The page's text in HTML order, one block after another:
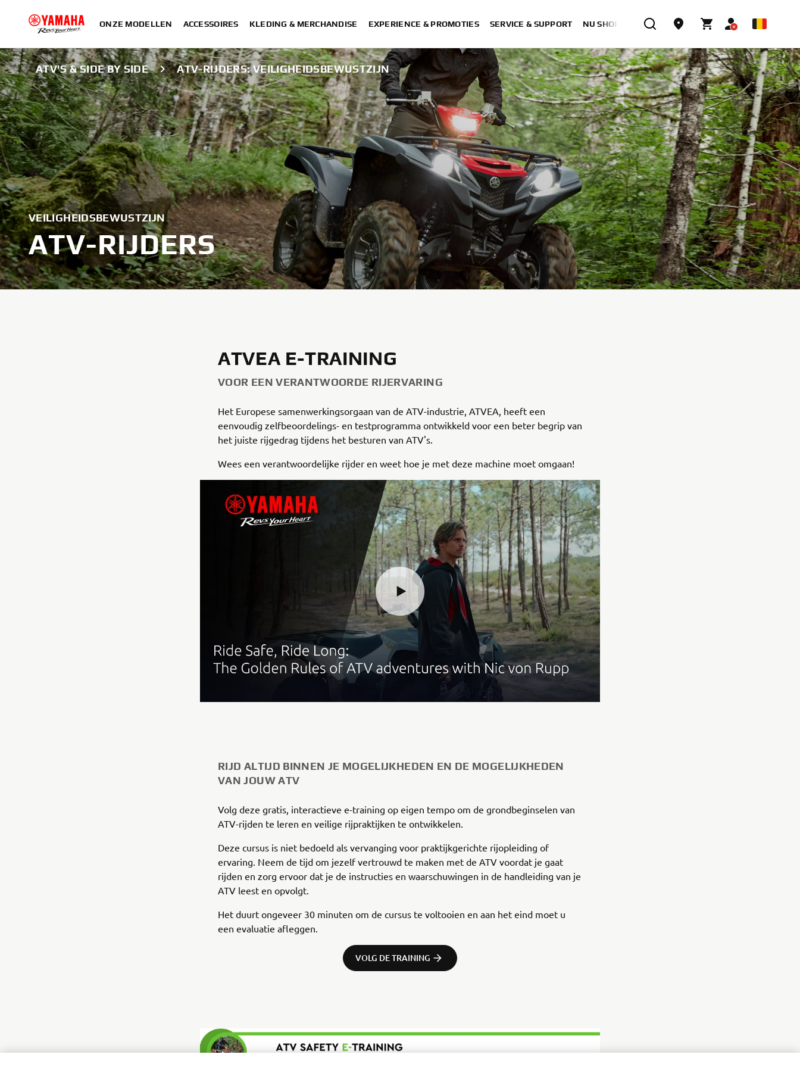
ONZE MODELLEN ACCESSOIRES KLEDING & MERCHANDISE EXPERIENCE & PROMOTIES SERVICE & SUPPORT NU SHOPPEN
ATV'S & SIDE BY SIDE ATV-RIJDERS: VEILIGHEIDSBEWUSTZIJN
VEILIGHEIDSBEWUSTZIJN
ATV-RIJDERS
ATVEA E-TRAINING
VOOR EEN VERANTWOORDE RIJERVARING
Het Europese samenwerkingsorgaan van de ATV-industrie, ATVEA, heeft een
eenvoudig zelfbeoordelings- en testprogramma ontwikkeld voor een beter begrip van
het juiste rijgedrag tijdens het besturen van ATV's.
Wees een verantwoordelijke rijder en weet hoe je met deze machine moet omgaan!
RIJD ALTIJD BINNEN JE MOGELIJKHEDEN EN DE MOGELIJKHEDEN
VAN JOUW ATV
Volg deze gratis, interactieve e-training op eigen tempo om de grondbeginselen van
ATV-rijden te leren en veilige rijpraktijken te ontwikkelen.
Deze cursus is niet bedoeld als vervanging voor praktijkgerichte rijopleiding of
ervaring. Neem de tijd om jezelf vertrouwd te maken met de ATV voordat je gaat
rijden en zorg ervoor dat je de instructies en waarschuwingen in de handleiding van je
ATV leest en opvolgt.
Het duurt ongeveer 30 minuten om de cursus te voltooien en aan het eind moet u
een evaluatie afleggen.
VOLG DE TRAINING